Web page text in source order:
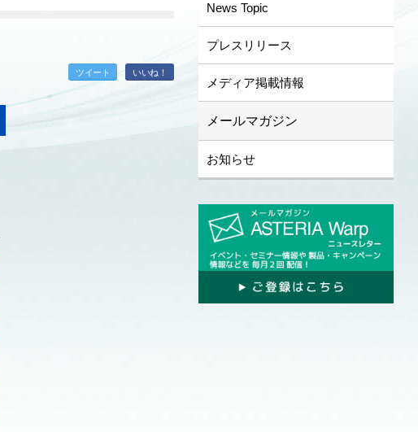
ツイート いいね！
News Topic
プレスリリース
メディア掲載情報
メールマガジン
お知らせ